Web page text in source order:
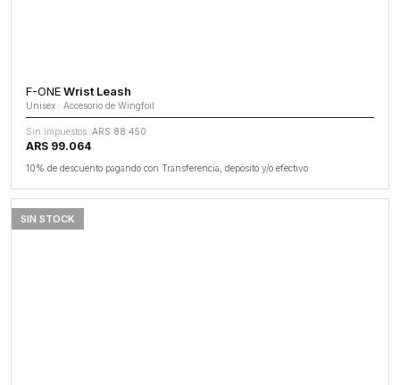
F-ONEWrist Leash
Unisex · Accesorio de Wingfoil
Sin impuestos: ARS 88.450
ARS 99.064
10% de descuento pagando con Transferencia, depósito y/o efectivo
SIN STOCK